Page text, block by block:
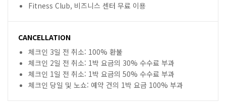
Fitness Club, 비즈니스 센터 무료 이용
CANCELLATION
체크인 3일 전 취소: 100% 환불
체크인 2일 전 취소: 1박 요금의 30% 수수료 부과
체크인 1일 전 취소: 1박 요금의 50% 수수료 부과
체크인 당일 및 노쇼: 예약 건의 1박 요금 100% 부과